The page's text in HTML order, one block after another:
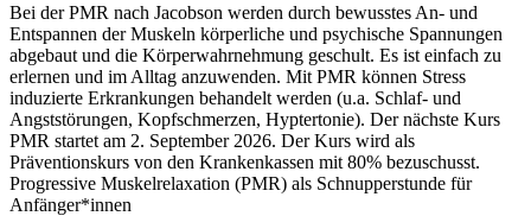
Bei der PMR nach Jacobson werden durch bewusstes An- und
Entspannen der Muskeln körperliche und psychische Spannungen
abgebaut und die Körperwahrnehmung geschult. Es ist einfach zu
erlernen und im Alltag anzuwenden. Mit PMR können Stress
induzierte Erkrankungen behandelt werden (u.a. Schlaf- und
Angststörungen, Kopfschmerzen, Hyptertonie). Der nächste Kurs
PMR startet am 2. September 2026. Der Kurs wird als
Präventionskurs von den Krankenkassen mit 80% bezuschusst.
Progressive Muskelrelaxation (PMR) als Schnupperstunde für
Anfänger*innen